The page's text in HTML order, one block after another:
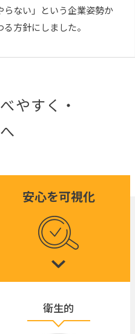
ない」という企業姿勢か
方針にしました。
やすく・
安心を可視化
衛生的